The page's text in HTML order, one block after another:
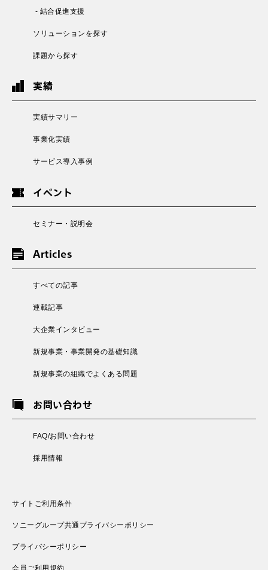
- 結合促進支援
ソリューションを探す
課題から探す
実績
実績サマリー
事業化実績
サービス導入事例
イベント
セミナー・説明会
Articles
すべての記事
連載記事
大企業インタビュー
新規事業・事業開発の基礎知識
新規事業の組織でよくある問題
お問い合わせ
FAQ/お問い合わせ
採用情報
サイトご利用条件
ソニーグループ共通プライバシーポリシー
プライバシーポリシー
会員ご利用規約